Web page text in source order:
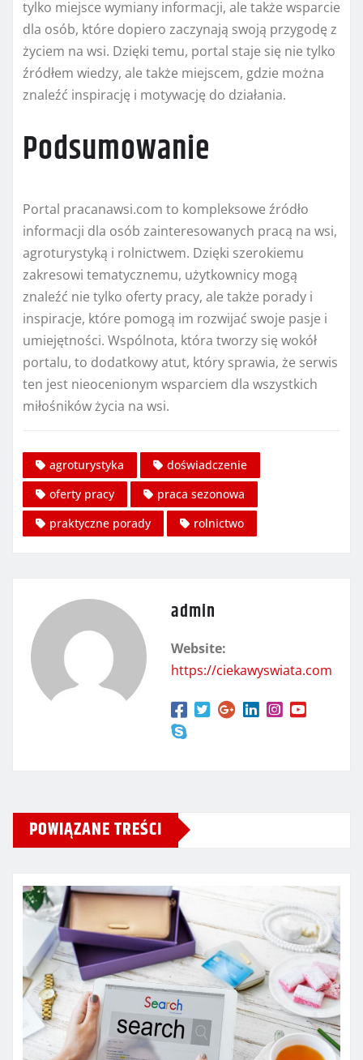
tylko miejsce wymiany informacji, ale także wsparcie
dla osób, które dopiero zaczynają swoją przygodę z
życiem na wsi. Dzięki temu, portal staje się nie tylko
źródłem wiedzy, ale także miejscem, gdzie można
znaleźć inspirację i motywację do działania.
Podsumowanie
Portal pracanawsi.com to kompleksowe źródło
informacji dla osób zainteresowanych pracą na wsi,
agroturystyką i rolnictwem. Dzięki szerokiemu
zakresowi tematycznemu, użytkownicy mogą
znaleźć nie tylko oferty pracy, ale także porady i
inspiracje, które pomogą im rozwijać swoje pasje i
umiejętności. Wspólnota, która tworzy się wokół
portalu, to dodatkowy atut, który sprawia, że serwis
ten jest nieocenionym wsparciem dla wszystkich
miłośników życia na wsi.
agroturystyka
doświadczenie
oferty pracy
praca sezonowa
praktyczne porady
rolnictwo
admin
Website:
https://ciekawyswiata.com
POWIĄZANE TREŚCI